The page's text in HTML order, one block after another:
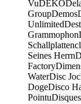
VuDEKO
GroupDemos
Unlimited
Grammophon
Seines Herrn
Factory
WaterDisc
DogeDisco
Pointu